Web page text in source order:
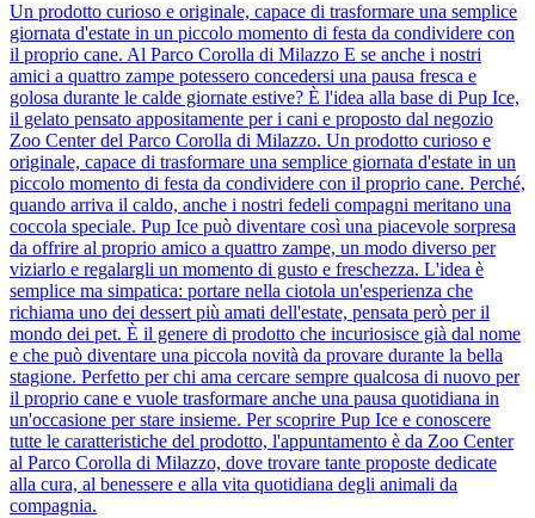
Un prodotto curioso e originale, capace di trasformare una semplice
giornata d'estate in un piccolo momento di festa da condividere con
il proprio cane. Al Parco Corolla di Milazzo E se anche i nostri
amici a quattro zampe potessero concedersi una pausa fresca e
golosa durante le calde giornate estive? È l'idea alla base di Pup Ice,
il gelato pensato appositamente per i cani e proposto dal negozio
Zoo Center del Parco Corolla di Milazzo. Un prodotto curioso e
originale, capace di trasformare una semplice giornata d'estate in un
piccolo momento di festa da condividere con il proprio cane. Perché,
quando arriva il caldo, anche i nostri fedeli compagni meritano una
coccola speciale. Pup Ice può diventare così una piacevole sorpresa
da offrire al proprio amico a quattro zampe, un modo diverso per
viziarlo e regalargli un momento di gusto e freschezza. L'idea è
semplice ma simpatica: portare nella ciotola un'esperienza che
richiama uno dei dessert più amati dell'estate, pensata però per il
mondo dei pet. È il genere di prodotto che incuriosisce già dal nome
e che può diventare una piccola novità da provare durante la bella
stagione. Perfetto per chi ama cercare sempre qualcosa di nuovo per
il proprio cane e vuole trasformare anche una pausa quotidiana in
un'occasione per stare insieme. Per scoprire Pup Ice e conoscere
tutte le caratteristiche del prodotto, l'appuntamento è da Zoo Center
al Parco Corolla di Milazzo, dove trovare tante proposte dedicate
alla cura, al benessere e alla vita quotidiana degli animali da
compagnia.